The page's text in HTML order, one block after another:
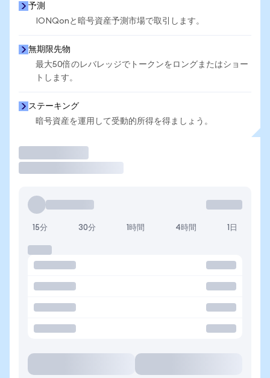
予測
IONQonと暗号資産予測市場で取引します。
無期限先物
最大50倍のレバレッジでトークンをロングまたはショー
トします。
ステーキング
暗号資産を運用して受動的所得を得ましょう。
15分 30分 1時間 4時間 1日